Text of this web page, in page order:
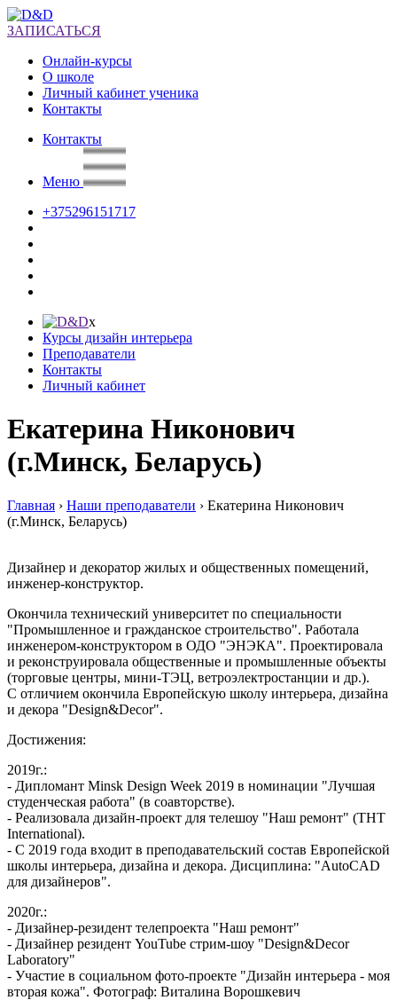
ЗАПИСАТЬСЯ
Онлайн-курсы
О школе
Личный кабинет ученика
Контакты
Контакты
Меню
+375296151717
х
Курсы дизайн интерьера
Преподаватели
Контакты
Личный кабинет
Екатерина Никонович
(г.Минск, Беларусь)
Главная › Наши преподаватели › Екатерина Никонович
(г.Минск, Беларусь)
Дизайнер и декоратор жилых и общественных помещений,
инженер-конструктор.
Окончила технический университет по специальности
"Промышленное и гражданское строительство". Работала
инженером-конструктором в ОДО "ЭНЭКА". Проектировала
и реконструировала общественные и промышленные объекты
(торговые центры, мини-ТЭЦ, ветроэлектростанции и др.).
С отличием окончила Европейскую школу интерьера, дизайна
и декора "Design&Decor".
Достижения:
2019г.:
- Дипломант Minsk Design Week 2019 в номинации "Лучшая
студенческая работа" (в соавторстве).
- Реализовала дизайн-проект для телешоу "Наш ремонт" (ТНТ
International).
- С 2019 года входит в преподавательский состав Европейской
школы интерьера, дизайна и декора. Дисциплина: "AutoCAD
для дизайнеров".
2020г.:
- Дизайнер-резидент телепроекта "Наш ремонт"
- Дизайнер резидент YouTube стрим-шоу "Design&Decor
Laboratory"
- Участие в социальном фото-проекте "Дизайн интерьера - моя
вторая кожа". Фотограф: Виталина Ворошкевич